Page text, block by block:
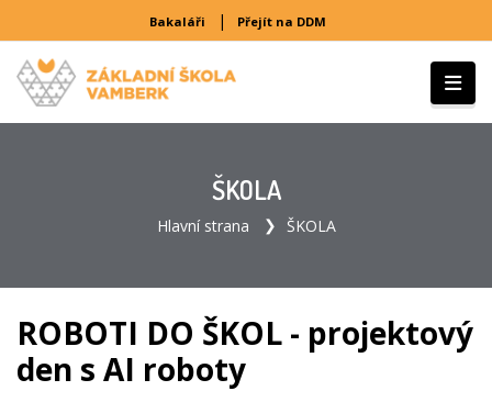
Bakaláři | Přejít na DDM
ŠKOLA
Hlavní strana ŠKOLA
ROBOTI DO ŠKOL - projektový
den s AI roboty